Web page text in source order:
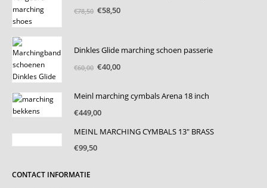
€78,50 Oorspronkelijke
€58,50Huidige
Dinkles Glide marching schoen passerie
€60,00 Oorspronkelijke
€60,00.
€40,00Huidige
€40,00.
Meinl marching cymbals Arena 18 inch
€449,00
MEINL MARCHING CYMBALS 13" BRASS
€99,50
CONTACT INFORMATIE